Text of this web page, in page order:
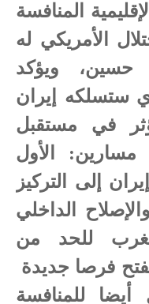
المنافسة
الأمريكي له
ويؤكد
ستسلكه إيران
في مستقبل
مسارين: الأول
إلى التركيز
الداخلي
للحد من
فرصا جديدة
للمنافسة